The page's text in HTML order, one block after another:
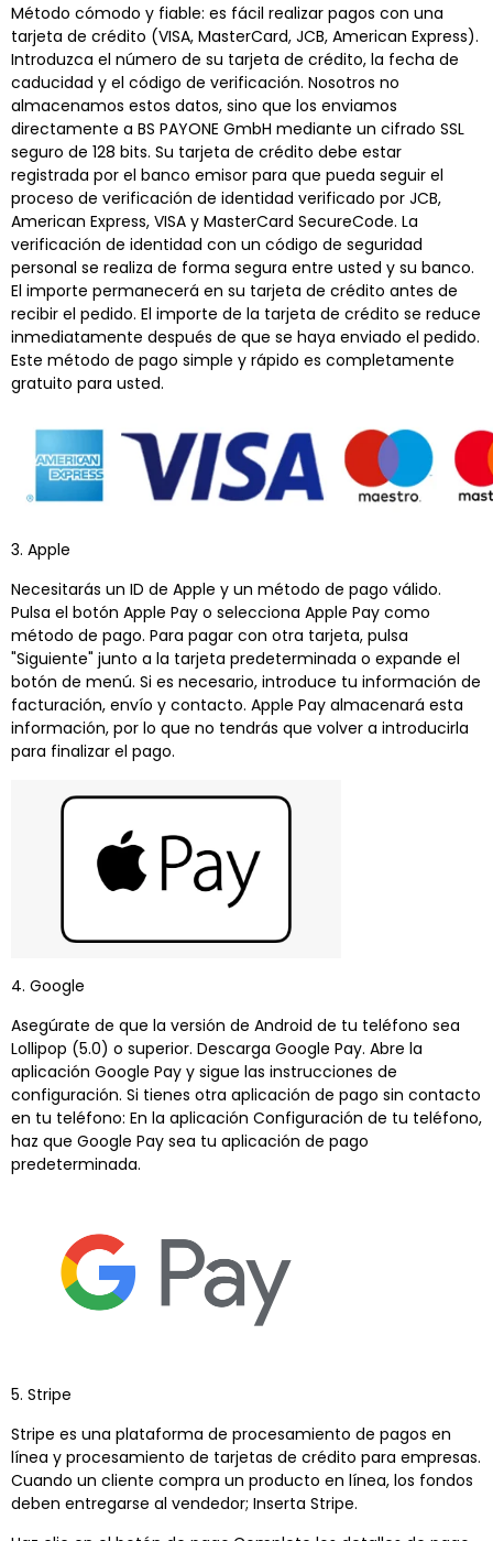
Método cómodo y fiable: es fácil realizar pagos con una
tarjeta de crédito (VISA, MasterCard, JCB, American Express).
Introduzca el número de su tarjeta de crédito, la fecha de
caducidad y el código de verificación. Nosotros no
almacenamos estos datos, sino que los enviamos
directamente a BS PAYONE GmbH mediante un cifrado SSL
seguro de 128 bits. Su tarjeta de crédito debe estar
registrada por el banco emisor para que pueda seguir el
proceso de verificación de identidad verificado por JCB,
American Express, VISA y MasterCard SecureCode. La
verificación de identidad con un código de seguridad
personal se realiza de forma segura entre usted y su banco.
El importe permanecerá en su tarjeta de crédito antes de
recibir el pedido. El importe de la tarjeta de crédito se reduce
inmediatamente después de que se haya enviado el pedido.
Este método de pago simple y rápido es completamente
gratuito para usted.
3. Apple
Necesitarás un ID de Apple y un método de pago válido.
Pulsa el botón Apple Pay o selecciona Apple Pay como
método de pago. Para pagar con otra tarjeta, pulsa
"Siguiente" junto a la tarjeta predeterminada o expande el
botón de menú. Si es necesario, introduce tu información de
facturación, envío y contacto. Apple Pay almacenará esta
información, por lo que no tendrás que volver a introducirla
para finalizar el pago.
4. Google
Asegúrate de que la versión de Android de tu teléfono sea
Lollipop (5.0) o superior. Descarga Google Pay. Abre la
aplicación Google Pay y sigue las instrucciones de
configuración. Si tienes otra aplicación de pago sin contacto
en tu teléfono: En la aplicación Configuración de tu teléfono,
haz que Google Pay sea tu aplicación de pago
predeterminada.
5. Stripe
Stripe es una plataforma de procesamiento de pagos en
línea y procesamiento de tarjetas de crédito para empresas.
Cuando un cliente compra un producto en línea, los fondos
deben entregarse al vendedor; Inserta Stripe.